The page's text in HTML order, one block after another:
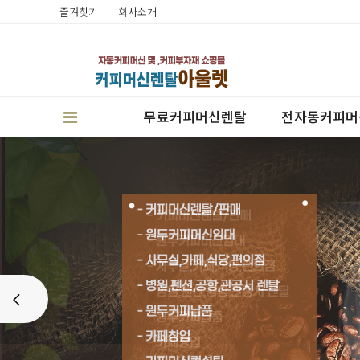
즐겨찾기 회사소개
무료커피머신렌탈 전자동커피머
판매
렌탈
캔시머실링기